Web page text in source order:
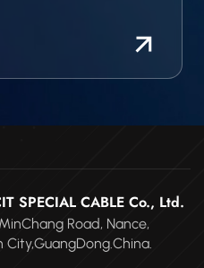
SPECIAL CABLE Co., Ltd.
Road, Nance,
City,GuangDong.China.